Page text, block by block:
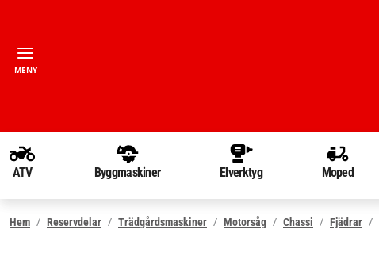
MENY
ATV Byggmaskiner Elverktyg Moped
Hem Reservdelar Trädgårdsmaskiner Motorsåg Chassi Fjädrar